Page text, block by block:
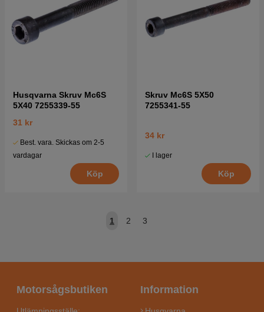
Husqvarna Skruv Mc6S
5X40 7255339-55
31 kr
Best. vara. Skickas om 2-5
vardagar
Köp
Skruv Mc6S 5X50
7255341-55
34 kr
I lager
Köp
1 2 3
Motorsågsbutiken Information